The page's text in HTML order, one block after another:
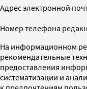
Адрес электронной
Номер телефона
На информационном
рекомендательные
предоставления
систематизации и